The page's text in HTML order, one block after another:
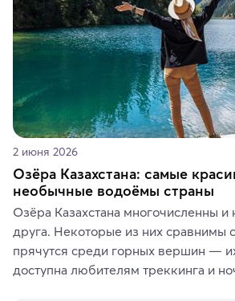
2 июня 2026
Озёра Казахстана: самые
необычные водоёмы страны
Озёра Казахстана многочисленны и
друга. Некоторые из них сравнимы
прячутся среди горных вершин —
доступна любителям треккинга и